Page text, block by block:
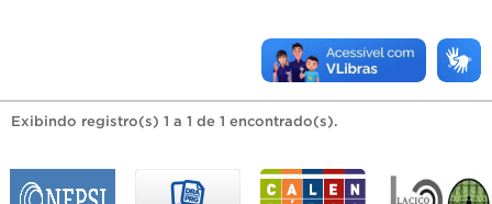
Exibindo registro(s) 1 a 1 de 1 encontrado(s).